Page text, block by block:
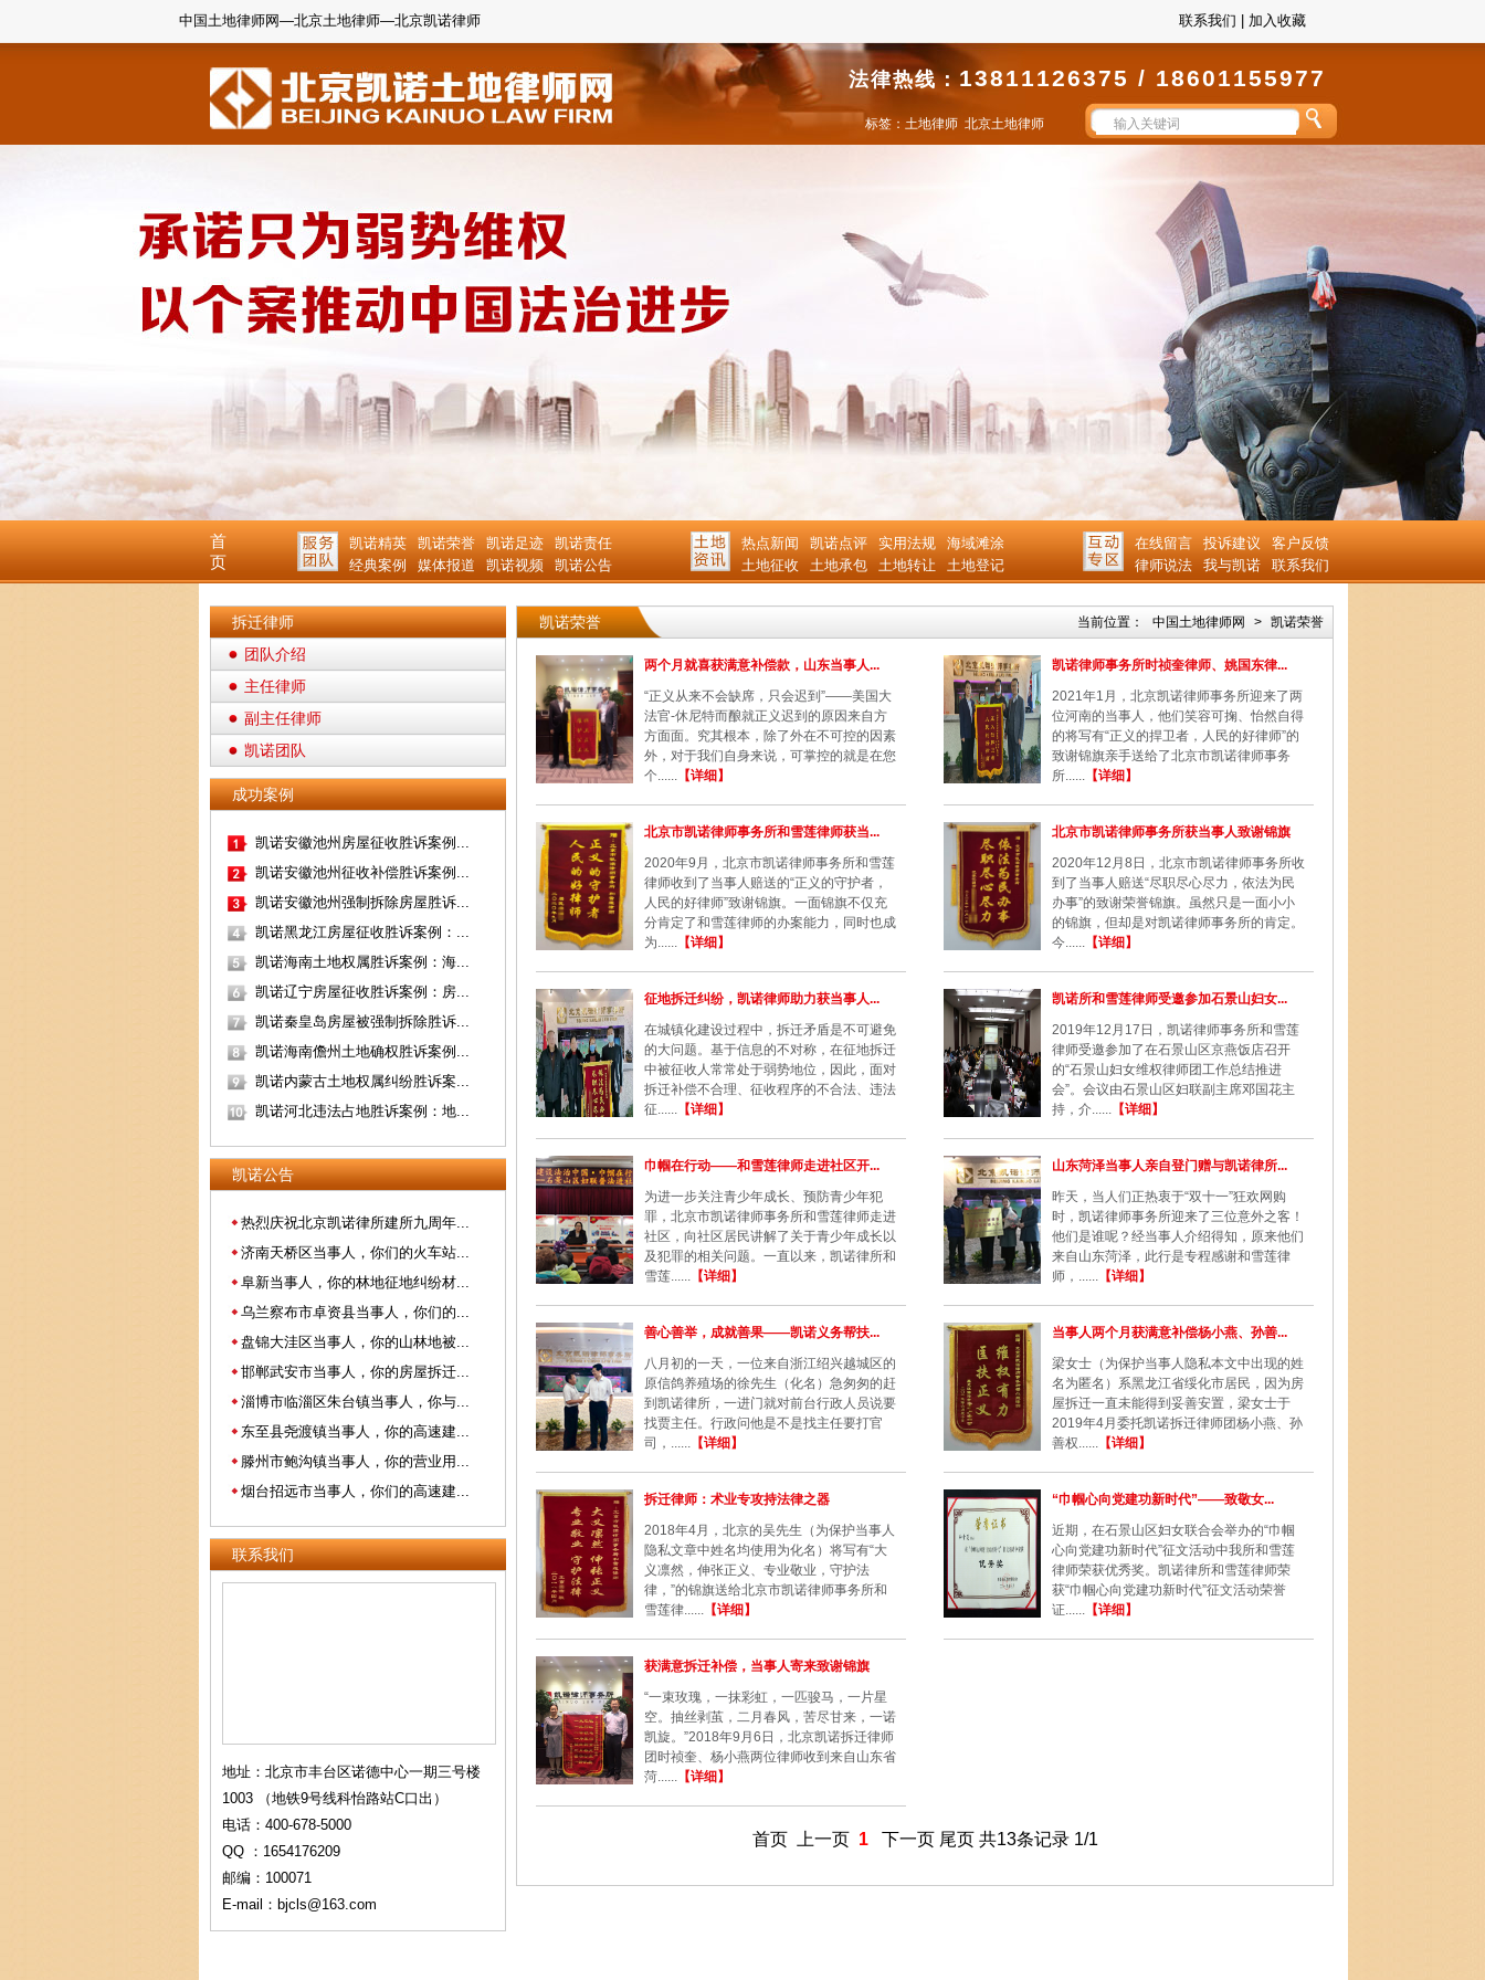
中国土地律师网—北京土地律师—北京凯诺律师 联系我们 加入收藏
法律热线：13811126375 / 18601155977
标签： 土地律师 北京土地律师
首
页
凯诺精英 凯诺荣誉 凯诺足迹
凯诺责任
经典案例
媒体报道 凯诺视频 凯诺公告
热点新闻 凯诺点评 实用法规
海域滩涂
土地征收
土地承包 土地转让 土地登记
在线留言 投诉建议
客户反馈
律师说法
我与凯诺 联系我们
拆迁律师
团队介绍
主任律师
副主任律师
凯诺团队
成功案例
凯诺安徽池州房屋征收胜诉案例...
凯诺安徽池州征收补偿胜诉案例...
凯诺安徽池州强制拆除房屋胜诉...
凯诺黑龙江房屋征收胜诉案例：...
凯诺海南土地权属胜诉案例：海...
凯诺辽宁房屋征收胜诉案例：房...
凯诺秦皇岛房屋被强制拆除胜诉...
凯诺海南儋州土地确权胜诉案例...
凯诺内蒙古土地权属纠纷胜诉案...
凯诺河北违法占地胜诉案例：地...
凯诺公告
热烈庆祝北京凯诺律所建所九周年...
济南天桥区当事人，你们的火车站...
阜新当事人，你的林地征地纠纷材...
乌兰察布市卓资县当事人，你们的...
盘锦大洼区当事人，你的山林地被...
邯郸武安市当事人，你的房屋拆迁...
淄博市临淄区朱台镇当事人，你与...
东至县尧渡镇当事人，你的高速建...
滕州市鲍沟镇当事人，你的营业用...
烟台招远市当事人，你们的高速建...
联系我们
地址：北京市丰台区诺德中心一期三号楼
1003 （地铁9号线科怡路站C口出）
电话：400-678-5000
QQ ：1654176209
邮编：100071
E-mail：bjcls@163.com
凯诺荣誉 当前位置： 中国土地律师网 > 凯诺荣誉
两个月就喜获满意补偿款，山东当事人...
“正义从来不会缺席，只会迟到”——美国大
法官-休尼特而酿就正义迟到的原因来自方
方面面。究其根本，除了外在不可控的因素
外，对于我们自身来说，可掌控的就是在您
个...... 【详细】
凯诺律师事务所时祯奎律师、姚国东律...
2021年1月，北京凯诺律师事务所迎来了两
位河南的当事人，他们笑容可掬、怡然自得
的将写有“正义的捍卫者，人民的好律师”的
致谢锦旗亲手送给了北京市凯诺律师事务
所...... 【详细】
北京市凯诺律师事务所和雪莲律师获当...
2020年9月，北京市凯诺律师事务所和雪莲
律师收到了当事人赔送的“正义的守护者，
人民的好律师”致谢锦旗。一面锦旗不仅充
分肯定了和雪莲律师的办案能力，同时也成
为...... 【详细】
北京市凯诺律师事务所获当事人致谢锦旗
2020年12月8日，北京市凯诺律师事务所收
到了当事人赔送“尽职尽心尽力，依法为民
办事”的致谢荣誉锦旗。虽然只是一面小小
的锦旗，但却是对凯诺律师事务所的肯定。
今...... 【详细】
征地拆迁纠纷，凯诺律师助力获当事人...
在城镇化建设过程中，拆迁矛盾是不可避免
的大问题。基于信息的不对称，在征地拆迁
中被征收人常常处于弱势地位，因此，面对
拆迁补偿不合理、征收程序的不合法、违法
征...... 【详细】
凯诺所和雪莲律师受邀参加石景山妇女...
2019年12月17日，凯诺律师事务所和雪莲
律师受邀参加了在石景山区京燕饭店召开
的“石景山妇女维权律师团工作总结推进
会”。会议由石景山区妇联副主席邓国花主
持，介...... 【详细】
巾帼在行动——和雪莲律师走进社区开...
为进一步关注青少年成长、预防青少年犯
罪，北京市凯诺律师事务所和雪莲律师走进
社区，向社区居民讲解了关于青少年成长以
及犯罪的相关问题。一直以来，凯诺律所和
雪莲...... 【详细】
山东菏泽当事人亲自登门赠与凯诺律所...
昨天，当人们正热衷于“双十一”狂欢网购
时，凯诺律师事务所迎来了三位意外之客！
他们是谁呢？经当事人介绍得知，原来他们
来自山东菏泽，此行是专程感谢和雪莲律
师，...... 【详细】
善心善举，成就善果——凯诺义务帮扶...
八月初的一天，一位来自浙江绍兴越城区的
原信鸽养殖场的徐先生（化名）急匆匆的赶
到凯诺律所，一进门就对前台行政人员说要
找贾主任。行政问他是不是找主任要打官
司，...... 【详细】
当事人两个月获满意补偿杨小燕、孙善...
梁女士（为保护当事人隐私本文中出现的姓
名为匿名）系黑龙江省绥化市居民，因为房
屋拆迁一直未能得到妥善安置，梁女士于
2019年4月委托凯诺拆迁律师团杨小燕、孙
善权...... 【详细】
拆迁律师：术业专攻持法律之器
2018年4月，北京的吴先生（为保护当事人
隐私文章中姓名均使用为化名）将写有“大
义凛然，伸张正义、专业敬业，守护法
律，”的锦旗送给北京市凯诺律师事务所和
雪莲律...... 【详细】
“巾帼心向党建功新时代”——致敬女...
近期，在石景山区妇女联合会举办的“巾帼
心向党建功新时代”征文活动中我所和雪莲
律师荣获优秀奖。凯诺律所和雪莲律师荣
获“巾帼心向党建功新时代”征文活动荣誉
证...... 【详细】
获满意拆迁补偿，当事人寄来致谢锦旗
“一束玫瑰，一抹彩虹，一匹骏马，一片星
空。抽丝剥茧，二月春风，苦尽甘来，一诺
凯旋。”2018年9月6日，北京凯诺拆迁律师
团时祯奎、杨小燕两位律师收到来自山东省
菏...... 【详细】
首页 上一页 1 下一页 尾页共13条记录 1/1